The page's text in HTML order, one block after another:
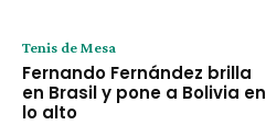
Tenis de Mesa
Fernando Fernández brilla
en Brasil y pone a Bolivia en
lo alto